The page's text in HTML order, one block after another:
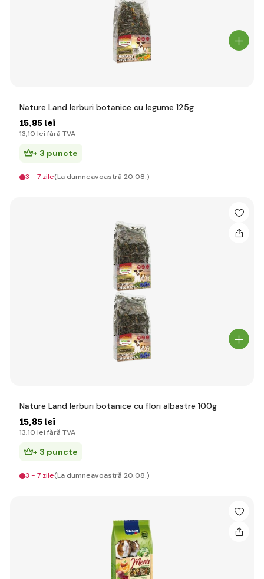
Nature Land Ierburi botanice cu legume 125g
15,85 lei
13,10 lei fără TVA
+ 3 puncte
3 - 7 zile(La dumneavoastră 20.08.)
Nature Land Ierburi botanice cu flori albastre 100g
15,85 lei
13,10 lei fără TVA
+ 3 puncte
3 - 7 zile(La dumneavoastră 20.08.)